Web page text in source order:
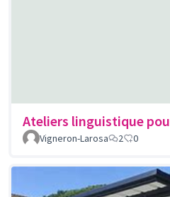
Ateliers linguistique
Vigneron-Larosa 2 0